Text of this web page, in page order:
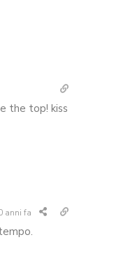
the top! kiss
anni fa